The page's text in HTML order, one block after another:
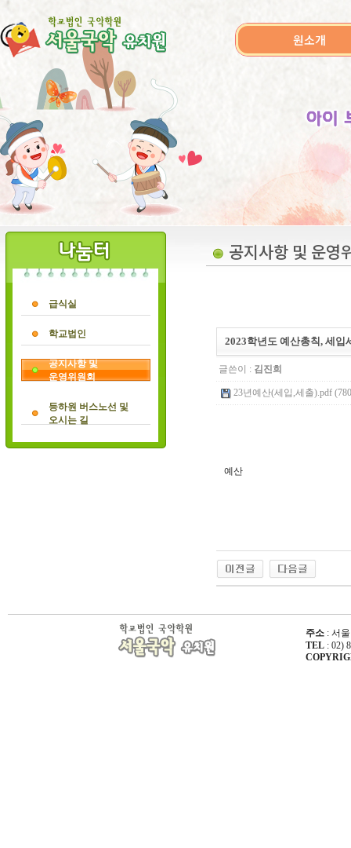
원소개
급식실
학교법인
공지사항 및
운영위원회
등하원 버스노선 및
오시는 길
공지사항 및 운영
2023학년도 예산총칙, 세입
글쓴이 : 김진희
23년예산(세입,세출).pdf
예산
주소 : 서
TEL : 02)